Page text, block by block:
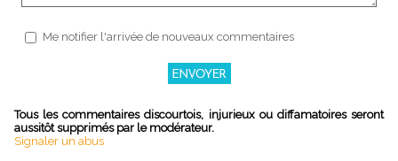
Me notifier l'arrivée de nouveaux commentaires
Tous les commentaires discourtois, injurieux ou diffamatoires seront
aussitôt supprimés par le modérateur.
Signaler un abus